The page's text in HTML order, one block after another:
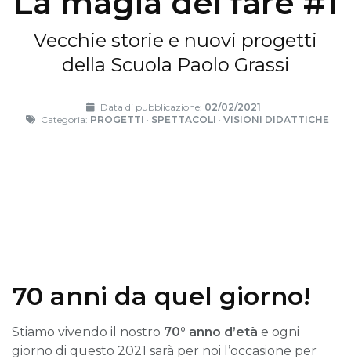
Vecchie storie e nuovi progetti
della Scuola Paolo Grassi
Data di pubblicazione: 02/02/2021
Categoria: PROGETTI · SPETTACOLI · VISIONI DIDATTICHE
70 anni da quel giorno!
Stiamo vivendo il nostro 70° anno d’età e ogni
giorno di questo 2021 sarà per noi l’occasione per